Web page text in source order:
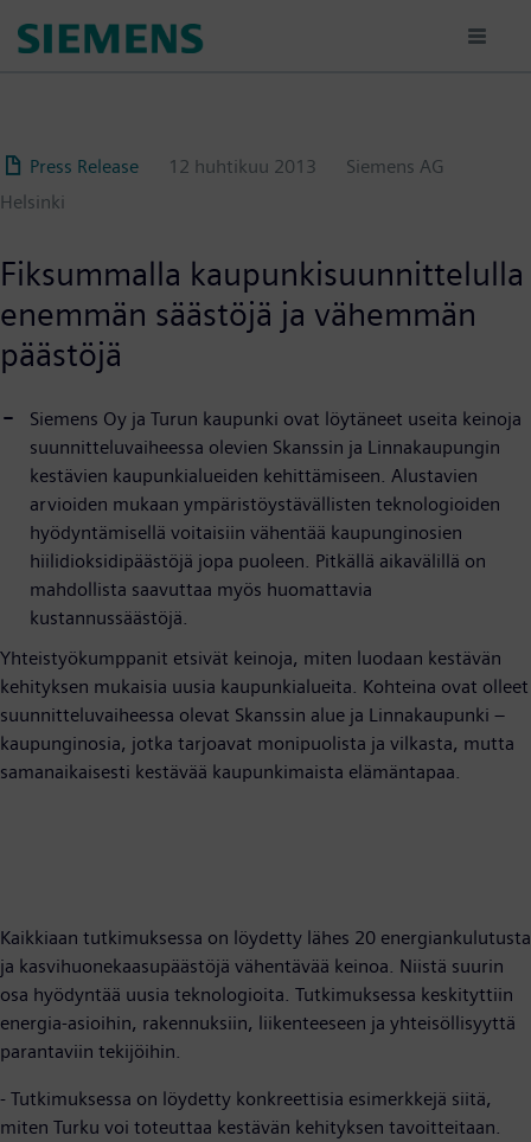
pääsisältöön
Press Release 12 huhtikuu 2013
Siemens AG
Helsinki
Fiksummalla kaupunkisuunnittelulla
enemmän säästöjä ja vähemmän
päästöjä
Siemens Oy ja Turun kaupunki ovat löytäneet useita keinoja
suunnitteluvaiheessa olevien Skanssin ja Linnakaupungin
kestävien kaupunkialueiden kehittämiseen. Alustavien
arvioiden mukaan ympäristöystävällisten teknologioiden
hyödyntämisellä voitaisiin vähentää kaupunginosien
hiilidioksidipäästöjä jopa puoleen. Pitkällä aikavälillä on
mahdollista saavuttaa myös huomattavia
kustannussäästöjä.
Yhteistyökumppanit etsivät keinoja, miten luodaan kestävän
kehityksen mukaisia uusia kaupunkialueita. Kohteina ovat olleet
suunnitteluvaiheessa olevat Skanssin alue ja Linnakaupunki –
kaupunginosia, jotka tarjoavat monipuolista ja vilkasta, mutta
samanaikaisesti kestävää kaupunkimaista elämäntapaa.
Kaikkiaan tutkimuksessa on löydetty lähes 20 energiankulutusta
ja kasvihuonekaasupäästöjä vähentävää keinoa. Niistä suurin
osa hyödyntää uusia teknologioita. Tutkimuksessa keskityttiin
energia-asioihin, rakennuksiin, liikenteeseen ja yhteisöllisyyttä
parantaviin tekijöihin.
- Tutkimuksessa on löydetty konkreettisia esimerkkejä siitä,
miten Turku voi toteuttaa kestävän kehityksen tavoitteitaan.